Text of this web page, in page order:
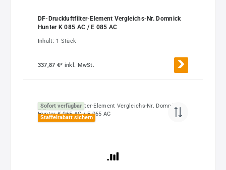
DF-Druckluftfilter-Element Vergleichs-Nr. Domnick
Hunter K 085 AC / E 085 AC
Inhalt: 1 Stück
337,87 €* inkl. MwSt.
Sofort verfügbar
Staffelrabatt sichern